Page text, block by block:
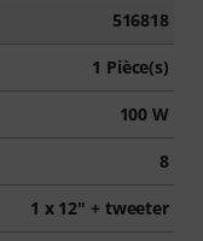
516818
1 Pièce(s)
100 W
8
1 x 12" + tweeter